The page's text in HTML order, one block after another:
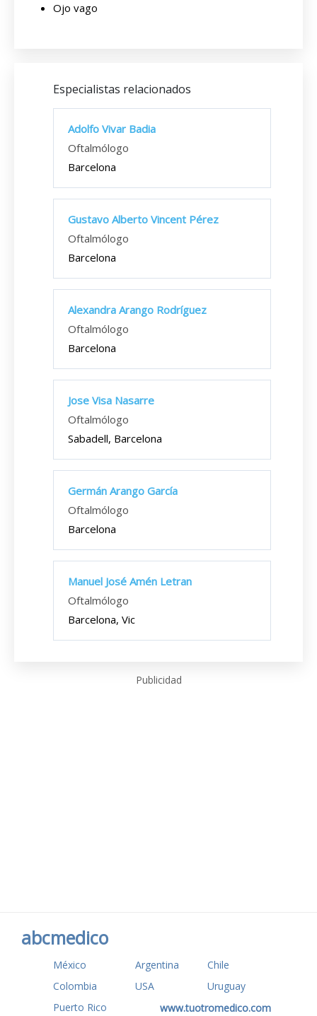
Ojo vago
Especialistas relacionados
Adolfo Vivar Badia
Oftalmólogo
Barcelona
Gustavo Alberto Vincent Pérez
Oftalmólogo
Barcelona
Alexandra Arango Rodríguez
Oftalmólogo
Barcelona
Jose Visa Nasarre
Oftalmólogo
Sabadell, Barcelona
Germán Arango García
Oftalmólogo
Barcelona
Manuel José Amén Letran
Oftalmólogo
Barcelona, Vic
Publicidad
abcmedico
México Argentina
Chile
Colombia
USA
Uruguay
Puerto Rico
www.tuotromedico.com